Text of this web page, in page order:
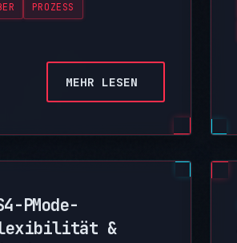
PROZESS
MEHR LESEN
PMode-
&